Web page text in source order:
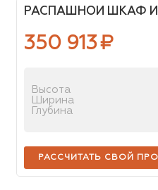
РАСПАШНОЙ ШКАФ
350 913₽
Высота
Ширина
Глубина
РАССЧИТАТЬ СВОЙ